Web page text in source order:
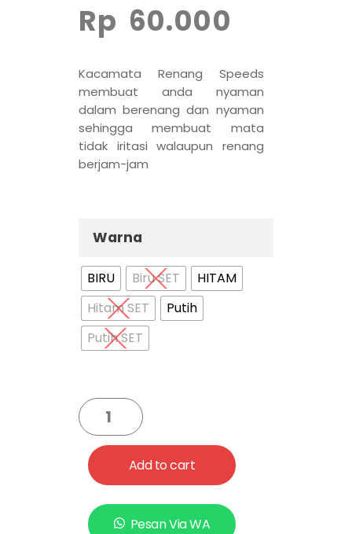
Rp 60.000
Kacamata Renang Speeds
membuat anda nyaman
dalam berenang dan nyaman
sehingga membuat mata
tidak iritasi walaupun renang
berjam-jam
Warna
BIRU Biru SET
HITAM
Hitam SET
Putih
Putih SET
Add to cart
Pesan Via WA